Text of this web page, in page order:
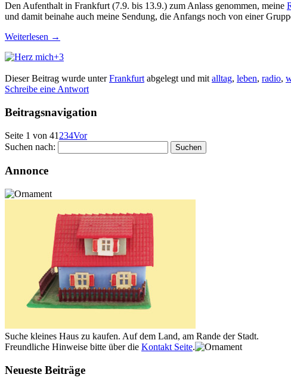
Den Aufenthalt in Frankfurt (7.9. bis 13.9.) zum Anlass genommen, meine
und damit beinahe auch meine Sendung, die Anfangs noch von einer
Weiterlesen →
+3
Dieser Beitrag wurde unterFrankfurt abgelegt und mit alltag, leben, radio,
Schreibe eine Antwort
Beitragsnavigation
Seite 1 von 41 234Vor
Suchen nach:
Annonce
Suche kleines Haus zu kaufen. Auf dem Land, am Rande der Stadt.
Freundliche Hinweise bitte über die Kontakt Seite.
Neueste Beiträge